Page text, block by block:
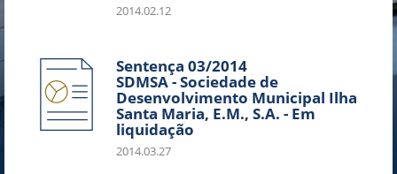
2014.02.12
Sentença 03/2014
SDMSA - Sociedade de
Desenvolvimento Municipal Ilha
Santa Maria, E.M., S.A. - Em
liquidação
2014.03.27